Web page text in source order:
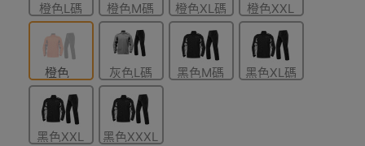
橙色L碼 橙色M碼 橙色XL碼
橙色XXL
碼
橙色
XXXL碼
灰色L碼 黑色M碼 黑色XL碼
黑色XXL
黑色XXXL